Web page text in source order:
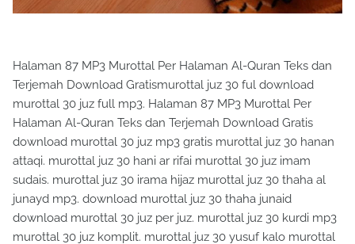
Halaman 87 MP3 Murottal Per Halaman Al-Quran Teks dan
Terjemah Download Gratismurottal juz 30 ful download
murottal 30 juz full mp3. Halaman 87 MP3 Murottal Per
Halaman Al-Quran Teks dan Terjemah Download Gratis
download murottal 30 juz mp3 gratis murottal juz 30 hanan
attaqi. murottal juz 30 hani ar rifai murottal 30 juz imam
sudais. murottal juz 30 irama hijaz murottal juz 30 thaha al
junayd mp3. download murottal juz 30 thaha junaid
download murottal 30 juz per juz. murottal juz 30 kurdi mp3
murottal 30 juz komplit. murottal juz 30 yusuf kalo murottal